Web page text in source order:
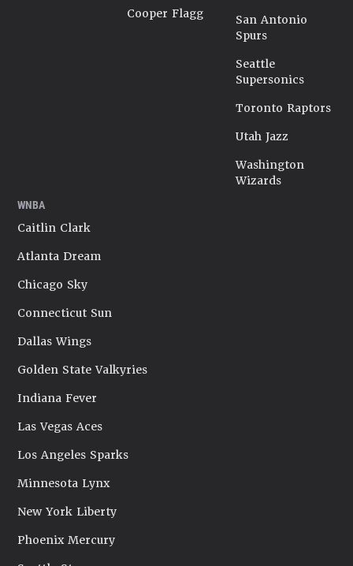
Cooper Flagg
San Antonio
Spurs
Seattle
Supersonics
Toronto Raptors
Utah Jazz
Washington
Wizards
WNBA
Caitlin Clark
Atlanta Dream
Chicago Sky
Connecticut Sun
Dallas Wings
Golden State Valkyries
Indiana Fever
Las Vegas Aces
Los Angeles Sparks
Minnesota Lynx
New York Liberty
Phoenix Mercury